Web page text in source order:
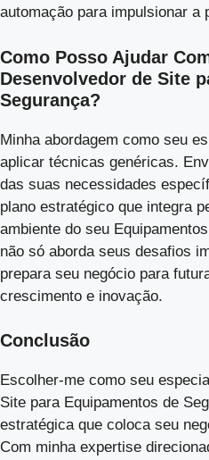
automação para impulsionar a
Como Posso Ajudar
Desenvolvedor de Site
Segurança?
Minha abordagem como seu
aplicar técnicas genéricas.
das suas necessidades
plano estratégico que integra
ambiente do seu
não só aborda seus desafios
prepara seu negócio para
crescimento e inovação.
Conclusão
Escolher-me como seu
Site para Equipamentos de
estratégica que coloca seu
Com minha expertise